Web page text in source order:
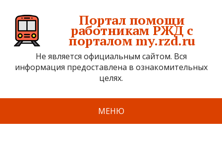
Портал помощи
работникам РЖД с
порталом my.rzd.ru
Не является официальным сайтом. Вся
информация предоставлена в ознакомительных
целях.
МЕНЮ